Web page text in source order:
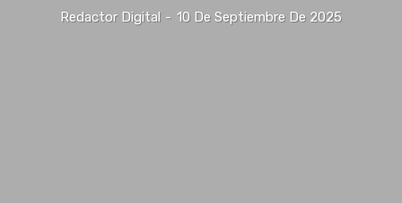
Redactor Digital - 10 De Septiembre De 2025